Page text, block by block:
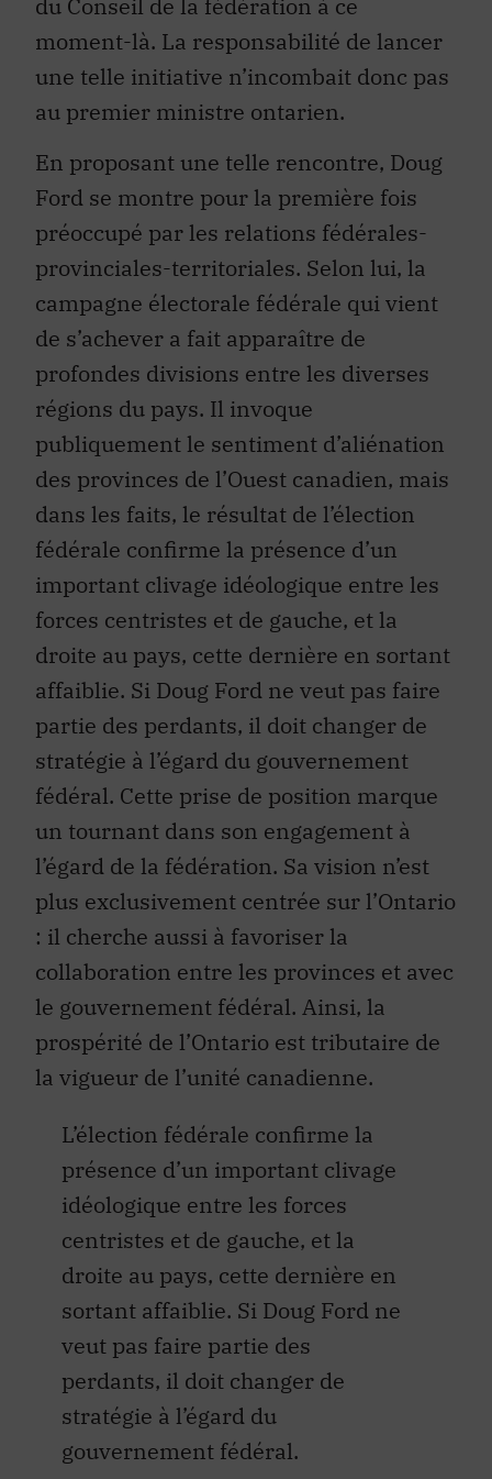
du Conseil de la fédération à ce
moment-là. La responsabilité de lancer
une telle initiative n’incombait donc pas
au premier ministre ontarien.
En proposant une telle rencontre, Doug
Ford se montre pour la première fois
préoccupé par les relations fédérales-
provinciales-territoriales. Selon lui, la
campagne électorale fédérale qui vient
de s’achever a fait apparaître de
profondes divisions entre les diverses
régions du pays. Il invoque
publiquement le sentiment d’aliénation
des provinces de l’Ouest canadien, mais
dans les faits, le résultat de l’élection
fédérale confirme la présence d’un
important clivage idéologique entre les
forces centristes et de gauche, et la
droite au pays, cette dernière en sortant
affaiblie. Si Doug Ford ne veut pas faire
partie des perdants, il doit changer de
stratégie à l’égard du gouvernement
fédéral. Cette prise de position marque
un tournant dans son engagement à
l’égard de la fédération. Sa vision n’est
plus exclusivement centrée sur l’Ontario
: il cherche aussi à favoriser la
collaboration entre les provinces et avec
le gouvernement fédéral. Ainsi, la
prospérité de l’Ontario est tributaire de
la vigueur de l’unité canadienne.
L’élection fédérale confirme la
présence d’un important clivage
idéologique entre les forces
centristes et de gauche, et la
droite au pays, cette dernière en
sortant affaiblie. Si Doug Ford ne
veut pas faire partie des
perdants, il doit changer de
stratégie à l’égard du
gouvernement fédéral.